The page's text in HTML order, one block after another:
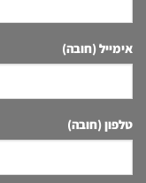
אימייל (חובה)
טלפון (חובה)